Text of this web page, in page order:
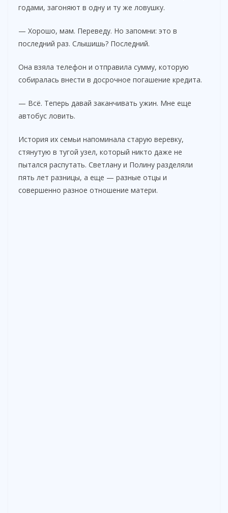
годами, загоняют в одну и ту же ловушку.
— Хорошо, мам. Переведу. Но запомни: это в
последний раз. Слышишь? Последний.
Она взяла телефон и отправила сумму, которую
собиралась внести в досрочное погашение кредита.
— Всё. Теперь давай заканчивать ужин. Мне еще
автобус ловить.
История их семьи напоминала старую веревку,
стянутую в тугой узел, который никто даже не
пытался распутать. Светлану и Полину разделяли
пять лет разницы, а еще — разные отцы и
совершенно разное отношение матери.